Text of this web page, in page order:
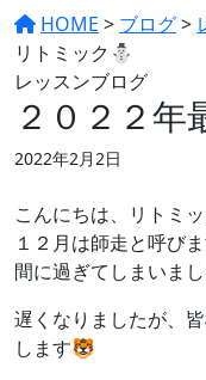
HOME > ブログ>
リトミック⛄️
レッスンブログ
２０２２
2022年2月2日
こんにちは、リトミ
１２月は師走と呼び
間に過ぎてしまいまし
遅くなりましたが、
します🐯